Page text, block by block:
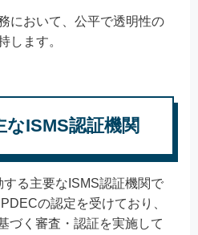
において、公平で透明性の
します。
なISMS認証機関
る主要なISMS認証機関で
の認定を受けており、
づく審査・認証を実施して